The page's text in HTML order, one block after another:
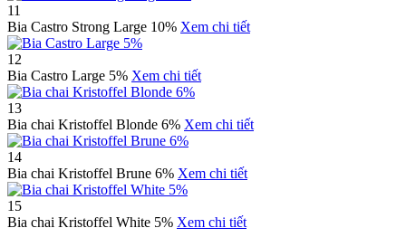
11
Bia Castro Strong Large 10% Xem chi tiết
12
Bia Castro Large 5% Xem chi tiết
13
Bia chai Kristoffel Blonde 6% Xem chi tiết
14
Bia chai Kristoffel Brune 6% Xem chi tiết
15
Bia chai Kristoffel White 5% Xem chi tiết